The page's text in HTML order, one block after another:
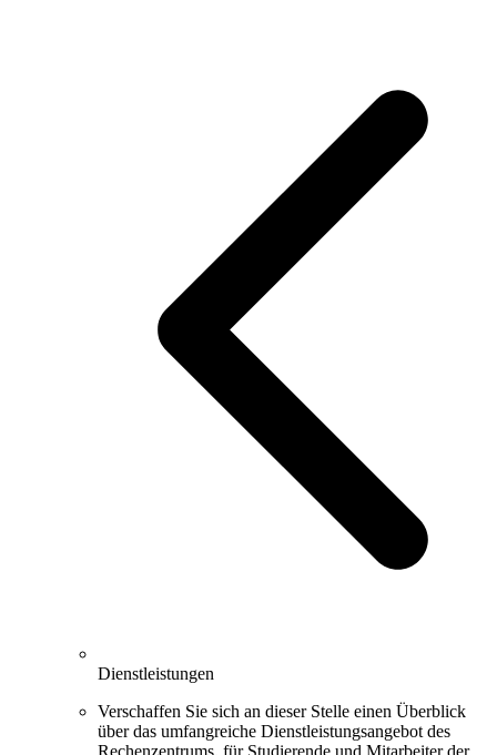
Dienstleistungen
Verschaffen Sie sich an dieser Stelle einen Überblick
über das umfangreiche Dienstleistungsangebot des